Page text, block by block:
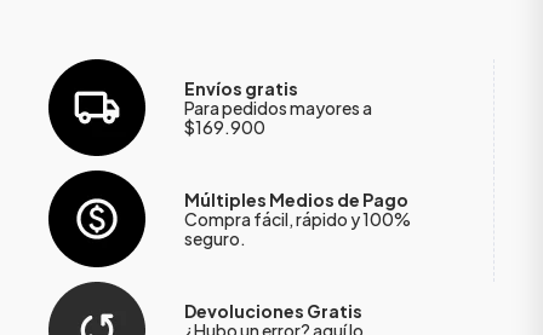
Envíos gratis
Para pedidos mayores a
$169.900
Múltiples Medios de Pago
Compra fácil, rápido y 100%
seguro.
Devoluciones Gratis
¿Hubo un error?aquílo